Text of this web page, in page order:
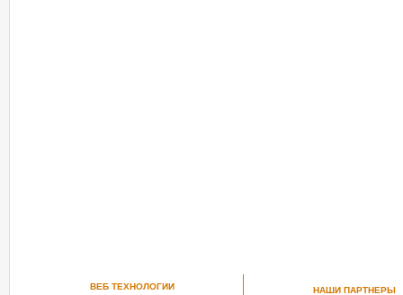
ВЕБ ТЕХНОЛОГИИ НАШИ ПАРТНЕРЫ